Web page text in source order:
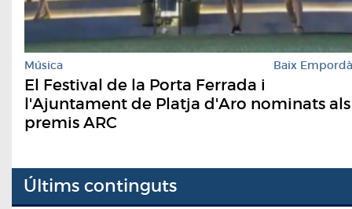
Música Baix Empordà
El Festival de la Porta Ferrada i
l'Ajuntament de Platja d'Aro nominats als
premis ARC
Últims continguts